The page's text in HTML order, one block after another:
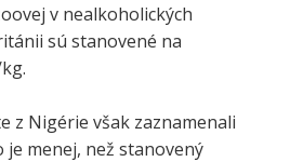
v nealkoholických
sú stanovené na
z Nigérie však zaznamenali
menej, než stanovený